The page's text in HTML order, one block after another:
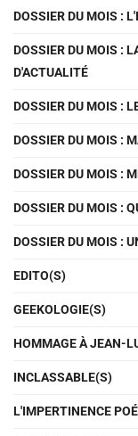
DOSSIER DU MOIS :
DOSSIER DU MOIS :
D'ACTUALITÉ
DOSSIER DU MOIS :
DOSSIER DU MOIS :
DOSSIER DU MOIS :
DOSSIER DU MOIS :
DOSSIER DU MOIS :
EDITO(S)
GEEKOLOGIE(S)
HOMMAGE À JEAN-
INCLASSABLE(S)
L'IMPERTINENCE